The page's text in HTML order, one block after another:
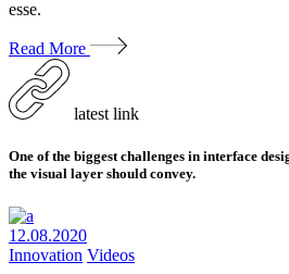
esse.
Read More
latest link
One of the biggest challenges in interface
the visual layer should convey.
12.08.2020
Innovation Videos